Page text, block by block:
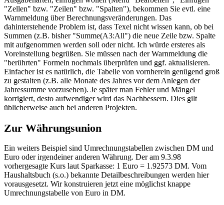
"Zellen" bzw. "Zeilen" bzw. "Spalten"), bekommen Sie evtl. eine
Warnmeldung über Berechnungsveränderungen. Das
dahinterstehende Problem ist, dass Texel nicht wissen kann, ob bei
Summen (z.B. bisher "Summe(A3:All") die neue Zeile bzw. Spalte
mit aufgenommen werden soll oder nicht. Ich würde ersteres als
Voreinstellung begrüßen. Sie müssen nach der Warnmeldung die
"berührten" Formeln nochmals überprüfen und ggf. aktualisieren.
Einfacher ist es natürlich, die Tabelle von vornherein genügend groß
zu gestalten (z.B. alle Monate des Jahres vor dem Anlegen der
Jahressumme vorzusehen). Je später man Fehler und Mängel
korrigiert, desto aufwendiger wird das Nachbessern. Dies gilt
üblicherweise auch bei anderen Projekten.
Zur Währungsunion
Ein weiters Beispiel sind Umrechnungstabellen zwischen DM und
Euro oder irgendeiner anderen Währung. Der am 9.3.98
vorhergesagte Kurs laut Sparkasse: 1 Euro = 1.92573 DM. Vom
Haushaltsbuch (s.o.) bekannte Detailbeschreibungen werden hier
vorausgesetzt. Wir konstruieren jetzt eine möglichst knappe
Umrechnungstabelle von Euro in DM.